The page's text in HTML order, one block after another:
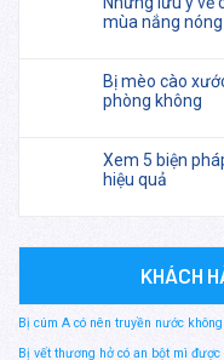
mùa nắng nóng
Bị mèo cào
phòng không
Xem 5 biện
hiệu quả
KHÁCH
Bị cúm A có nên truyền nước không
Bị vết thương hở có an bột mì được